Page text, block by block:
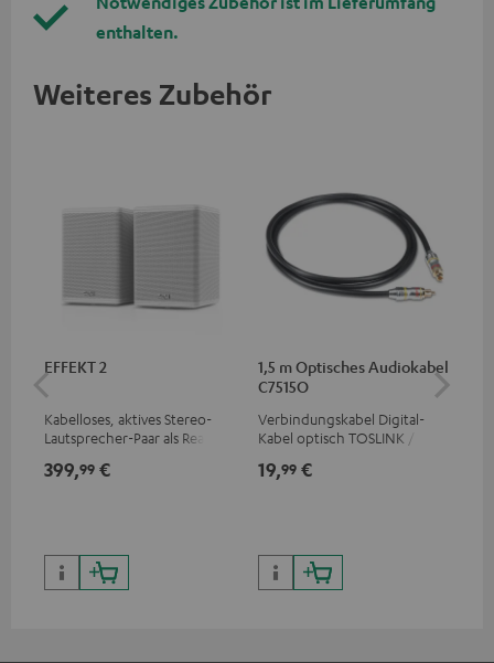
enthalten.
Weiteres Zubehör
EFFEKT 2
Kabelloses, aktives Stereo-
Lautsprecher-Paar als Rear-
geeignete Teufel Systeme
399,99 €
1,5 m Optisches Audiokabel
C7515O
Verbindungskabel Digital-
Kabel optisch TOSLINK / 3,5-
19,99 €